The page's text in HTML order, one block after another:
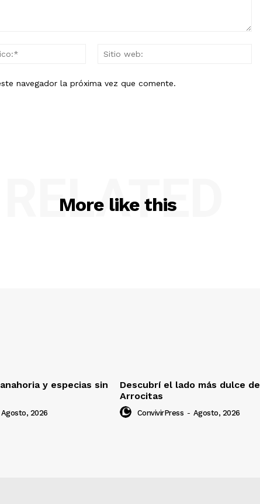
Correo
navegador la próxima vez que comente.
More like this
RELATED
y especias sin
Agosto, 2026
Descubrí el lado más dulce de
Arrocitas
ConvivirPress - Agosto, 2026